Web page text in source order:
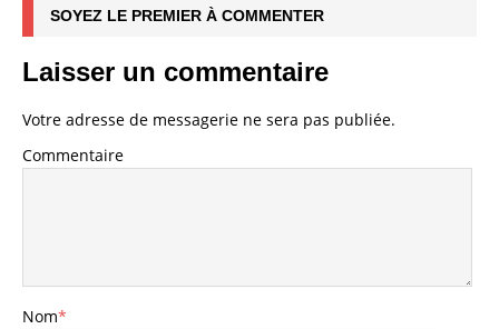
SOYEZ LE PREMIER À COMMENTER
Laisser un commentaire
Votre adresse de messagerie ne sera pas publiée.
Commentaire
Nom*